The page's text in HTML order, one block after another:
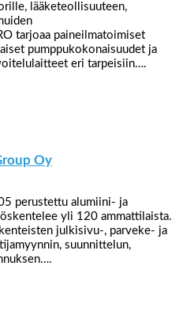
lääketeollisuuteen,
tarjoaa paineilmatoimiset
pumppukokonaisuudet ja
eri tarpeisiin….
Oy
perustettu alumiini- ja
yli 120 ammattilaista.
julkisivu-, parveke- ja
suunnittelun,